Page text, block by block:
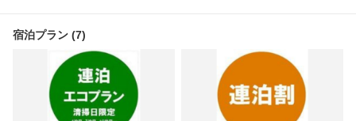
宿泊プラン (7)